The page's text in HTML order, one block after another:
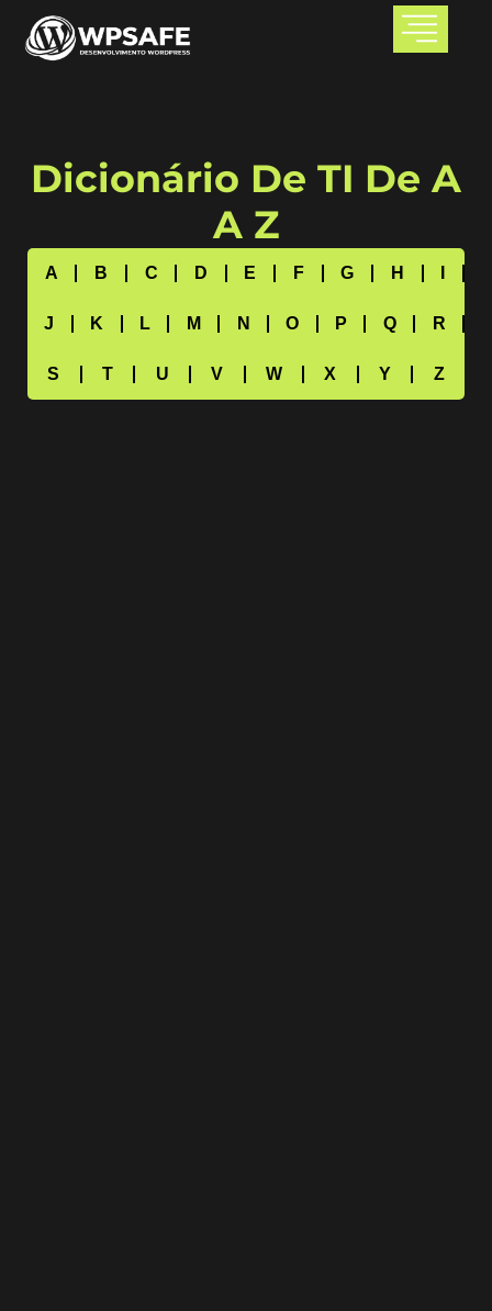
Dicionário De TI De A
A Z
A B C D E F G H
I
J
K L M N O P Q
R
S
T U V W X Y Z